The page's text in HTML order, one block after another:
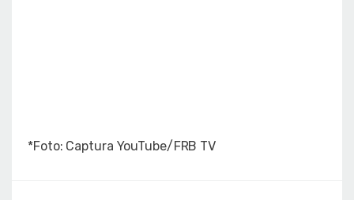
*Foto: Captura YouTube/FRB TV